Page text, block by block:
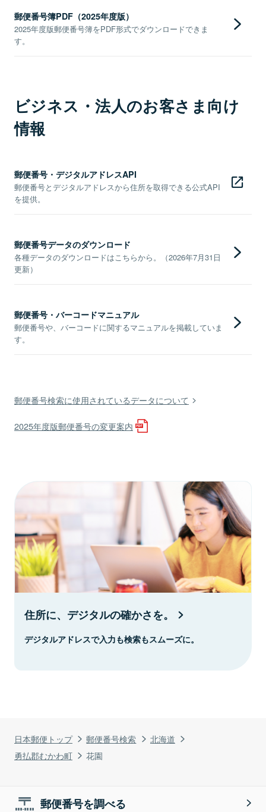
日本郵便トップ 郵便番号検索
北海道
勇払郡むかわ町
花園
郵便番号簿PDF（2025年度版）
2025年度版郵便番号簿をPDF形式でダウンロードできま
す。
ビジネス・法人のお客さま向け
情報
郵便番号・デジタルアドレスAPI
郵便番号とデジタルアドレスから住所を取得できる公式API
を提供。
郵便番号データのダウンロード
各種データのダウンロードはこちらから。（2026年7月31日
更新）
郵便番号・バーコードマニュアル
郵便番号や、バーコードに関するマニュアルを掲載していま
す。
郵便番号検索に使用されているデータについて
2025年度版郵便番号の変更案内
住所に、デジタルの確かさを。
デジタルアドレスで入力も検索もスムーズに。
郵便番号を調べる